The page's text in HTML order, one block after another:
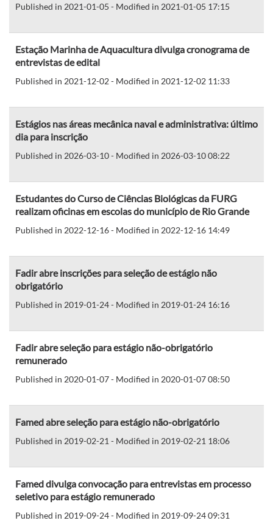
Published in 2021-01-05 - Modified in 2021-01-05 17:15
Estação Marinha de Aquacultura divulga cronograma de
entrevistas de edital
Published in 2021-12-02 - Modified in 2021-12-02 11:33
Estágios nas áreas mecânica naval e administrativa: último
dia para inscrição
Published in 2026-03-10 - Modified in 2026-03-10 08:22
Estudantes do Curso de Ciências Biológicas da FURG
realizam oficinas em escolas do município de Rio Grande
Published in 2022-12-16 - Modified in 2022-12-16 14:49
Fadir abre inscrições para seleção de estágio não
obrigatório
Published in 2019-01-24 - Modified in 2019-01-24 16:16
Fadir abre seleção para estágio não-obrigatório
remunerado
Published in 2020-01-07 - Modified in 2020-01-07 08:50
Famed abre seleção para estágio não-obrigatório
Published in 2019-02-21 - Modified in 2019-02-21 18:06
Famed divulga convocação para entrevistas em processo
seletivo para estágio remunerado
Published in 2019-09-24 - Modified in 2019-09-24 09:31